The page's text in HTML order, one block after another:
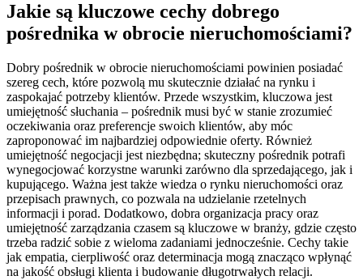
Jakie są kluczowe cechy dobrego
pośrednika w obrocie nieruchomościami?
Dobry pośrednik w obrocie nieruchomościami powinien posiadać
szereg cech, które pozwolą mu skutecznie działać na rynku i
zaspokajać potrzeby klientów. Przede wszystkim, kluczowa jest
umiejętność słuchania – pośrednik musi być w stanie zrozumieć
oczekiwania oraz preferencje swoich klientów, aby móc
zaproponować im najbardziej odpowiednie oferty. Również
umiejętność negocjacji jest niezbędna; skuteczny pośrednik potrafi
wynegocjować korzystne warunki zarówno dla sprzedającego, jak i
kupującego. Ważna jest także wiedza o rynku nieruchomości oraz
przepisach prawnych, co pozwala na udzielanie rzetelnych
informacji i porad. Dodatkowo, dobra organizacja pracy oraz
umiejętność zarządzania czasem są kluczowe w branży, gdzie często
trzeba radzić sobie z wieloma zadaniami jednocześnie. Cechy takie
jak empatia, cierpliwość oraz determinacja mogą znacząco wpłynąć
na jakość obsługi klienta i budowanie długotrwałych relacji.